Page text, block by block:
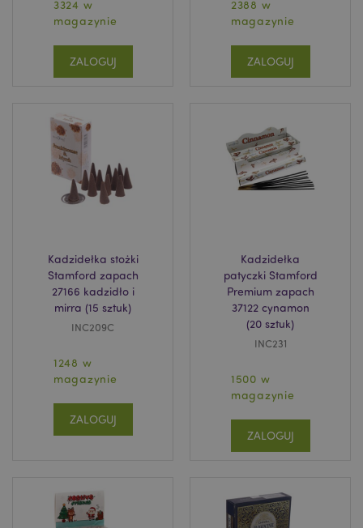
3324 w
magazynie
ZALOGUJ
2388 w
magazynie
ZALOGUJ
Kadzidełka stożki
Stamford zapach
27166 kadzidło i
mirra (15 sztuk)
INC209C
1248 w
magazynie
ZALOGUJ
Kadzidełka
patyczki Stamford
Premium zapach
37122 cynamon
(20 sztuk)
INC231
1500 w
magazynie
ZALOGUJ